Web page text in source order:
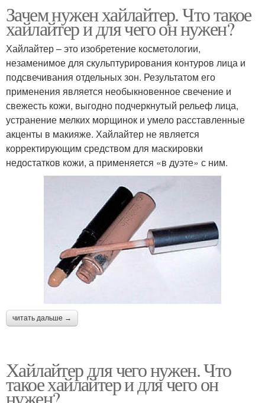
Зачем нужен хайлайтер. Что такое
хайлайтер и для чего он нужен?
Хайлайтер – это изобретение косметологии,
незаменимое для скульптурирования контуров лица и
подсвечивания отдельных зон. Результатом его
применения является необыкновенное свечение и
свежесть кожи, выгодно подчеркнутый рельеф лица,
устранение мелких морщинок и умело расставленные
акценты в макияже. Хайлайтер не является
корректирующим средством для маскировки
недостатков кожи, а применяется «в дуэте» с ним.
читать дальше →
Хайлайтер для чего нужен. Что
такое хайлайтер и для чего он